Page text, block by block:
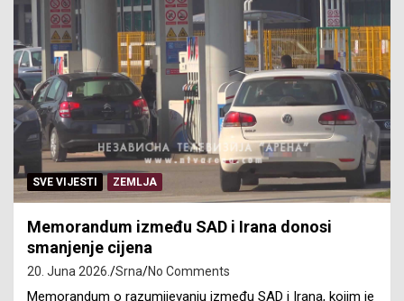
SVE VIJESTI ZEMLJA
Memorandum između SAD i Irana donosi
smanjenje cijena
20. Juna 2026. Srna No Comments
Memorandum o razumijevanju između SAD i Irana, kojim je